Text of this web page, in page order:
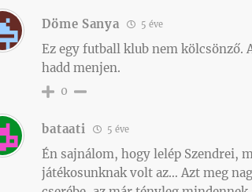
Döme Sanya 5 éve
Ez egy futball klub nem kölcsönző.
hadd menjen.
0
bataati 5 éve
Én sajnálom, hogy lelép Szendrei,
játékosunknak volt az… Azt meg